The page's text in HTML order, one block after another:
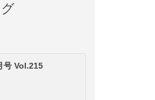
号 Vol.215